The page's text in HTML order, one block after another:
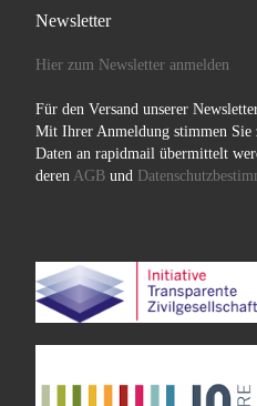
Newsletter
Hier zum Newsletter anmelden
Für den Versand unserer
Mit Ihrer Anmeldung stimmen Sie
Daten an rapidmail übermittelt
deren AGBund